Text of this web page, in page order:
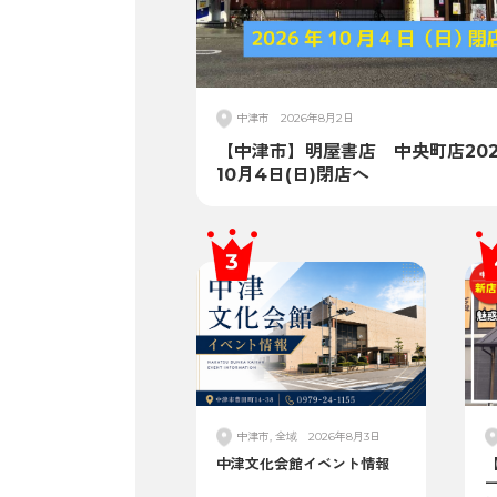
中津市 2026年8月2日
【中津市】明屋書店 中央町店
10月4日(日)閉店へ
中津市, 全域 2026年8月3日
中津文化会館イベント情報